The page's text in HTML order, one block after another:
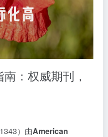
：权威期刊，
）由American